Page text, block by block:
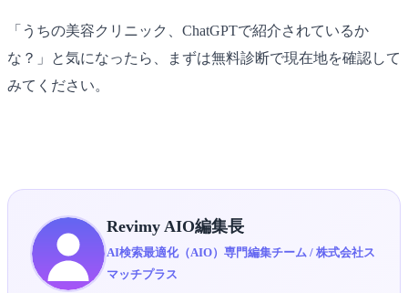
「うちの美容クリニック、ChatGPTで紹介されているか
な？」と気になったら、まずは無料診断で現在地を確認して
みてください。
Revimy AIO編集長
AI検索最適化（AIO）専門編集チーム / 株式会社ス
マッチプラス